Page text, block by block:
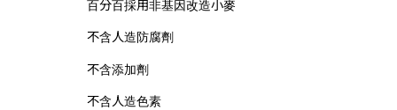
百分百採用非基因改造小麥
不含人造防腐劑
不含添加劑
不含人造色素